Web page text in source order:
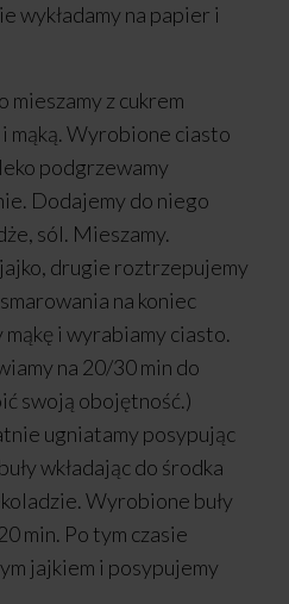
wykładamy na papier i
mieszamy z cukrem
mąką. Wyrobione ciasto
podgrzewamy
Dodajemy do niego
sól. Mieszamy.
drugie roztrzepujemy
na koniec
mąkę i wyrabiamy ciasto.
na 20/30 min do
swoją obojętność.)
ugniatamy posypując
wkładając do środka
Wyrobione buły
min. Po tym czasie
jajkiem i posypujemy